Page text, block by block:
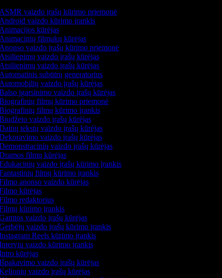
vaizdo įrašų kūrimo priemonė
vaizdo kūrimo įrankis
kūrėjas
filmukų kūrėjas
vaizdo įrašų kūrimo priemonė
vaizdo įrašų kūrėjas
vaizdo įrašų kūrėjas
subtitrų generatorius
vaizdo įrašų kūrėjas
įgarsinimo vaizdo įrašų kūrėjas
filmų kūrimo priemonė
filmų kūrimo įrankis
vaizdo įrašų kūrėjas
tekstų vaizdo įrašų kūrėjas
vaizdo įrašų kūrėjas
vaizdo įrašų kūrėjas
filmų kūrėjas
vaizdo įrašų kūrimo įrankis
filmų kūrimo įrankis
anonso vaizdo kūrėjas
kūrėjas
redaktorius
kūrimo įrankis
vaizdo įrašų kūrėjas
vaizdo įrašų kūrimo įrankis
Reels kūrimo įrankis
vaizdo kūrimo įrankis
kūrėjas
vaizdo įrašų kūrėjas
vaizdo įrašų kūrėjas